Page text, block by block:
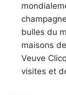
bulles du
maisons
Veuve
visites et